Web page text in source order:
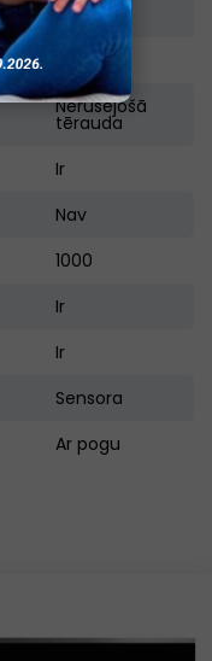
25
Nerūsējošā
tērauda
Ir
Nav
1000
Ir
Ir
Sensora
Ar pogu